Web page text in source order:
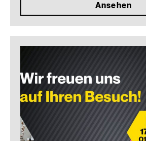
Ansehen